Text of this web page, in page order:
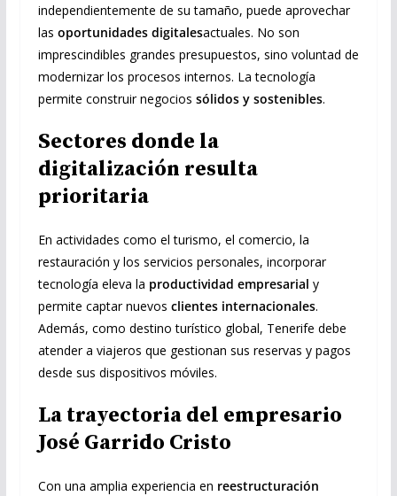
independientemente de su tamaño, puede aprovechar
las oportunidades digitalesactuales. No son
imprescindibles grandes presupuestos, sino voluntad de
modernizar los procesos internos. La tecnología
permite construir negocios sólidos y sostenibles.
Sectores donde la
digitalización resulta
prioritaria
En actividades como el turismo, el comercio, la
restauración y los servicios personales, incorporar
tecnología eleva la productividad empresarial y
permite captar nuevos clientes internacionales.
Además, como destino turístico global, Tenerife debe
atender a viajeros que gestionan sus reservas y pagos
desde sus dispositivos móviles.
La trayectoria del empresario
José Garrido Cristo
Con una amplia experiencia en reestructuración